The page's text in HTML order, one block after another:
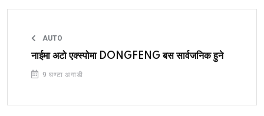
AUTO
नाईमा अटो एक्स्पोमा DONGFENG बस सार्वजनिक हुने
9 घण्टा अगाडी